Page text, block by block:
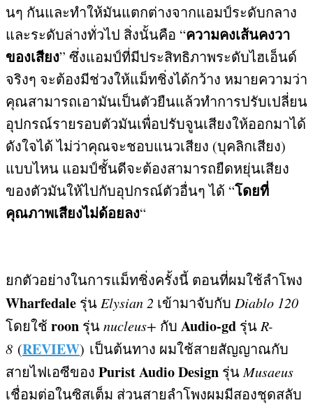
นๆ กันและทำให้มันแตกต่างจากแอมป์ระดับกลาง
และระดับล่างทั่วไป สิ่งนั้นคือ “ความคงเส้นคงวา
ของเสียง” ซึ่งแอมป์ที่มีประสิทธิภาพระดับไฮเอ็นด์
จริงๆ จะต้องมีช่วงให้แม็ทชิ่งได้กว้าง หมายความว่า
คุณสามารถเอามันเป็นตัวยืนแล้วทำการปรับเปลี่ยน
อุปกรณ์รายรอบตัวมันเพื่อปรับจูนเสียงให้ออกมาได้
ดังใจได้ ไม่ว่าคุณจะชอบแนวเสียง (บุคลิกเสียง)
แบบไหน แอมป์ชั้นดีจะต้องสามารถยืดหยุ่นเสียง
ของตัวมันให้ไปกับอุปกรณ์ตัวอื่นๆ ได้ “โดยที่
คุณภาพเสียงไม่ด้อยลง“
ยกตัวอย่างในการแม็ทชิ่งครั้งนี้ ตอนที่ผมใช้ลำโพง
Wharfedale รุ่น Elysian 2 เข้ามาจับกับ Diablo 120
โดยใช้ roon รุ่นnucleus+ กับ Audio-gd รุ่น R-
8 (REVIEW) เป็นต้นทาง ผมใช้สายสัญญาณกับ
สายไฟเอซีของ Purist Audio Design รุ่นMusaeus
เชื่อมต่อในซิสเต็ม ส่วนสายลำโพงผมมีสองชุดสลับ